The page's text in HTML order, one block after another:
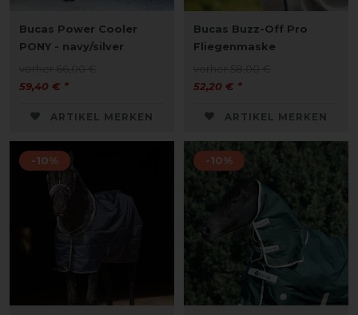
Bucas Power Cooler
PONY - navy/silver
59,40 € *
ARTIKEL MERKEN
Bucas Buzz-Off Pro
Fliegenmaske
52,20 € *
ARTIKEL MERKEN
-10% -10%